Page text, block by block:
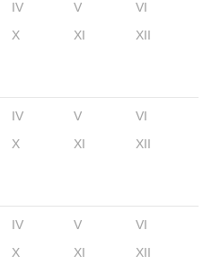
IV V
VI
X XI XII
IV V
VI
X XI XII
IV V
VI
X XI XII